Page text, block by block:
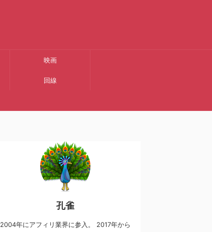
映画
回線
孔雀
2004年にアフィリ業界に参入。 2017年から